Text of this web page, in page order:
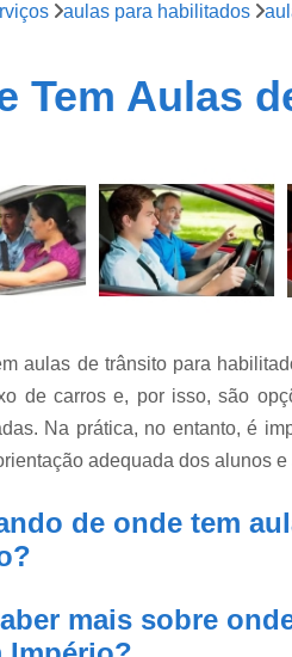
aulas para habilitados
Tem Aulas
aulas de trânsito para
de carros e, por isso, são
Na prática, no entanto, é
adequada dos alunos
de onde tem
mais sobre